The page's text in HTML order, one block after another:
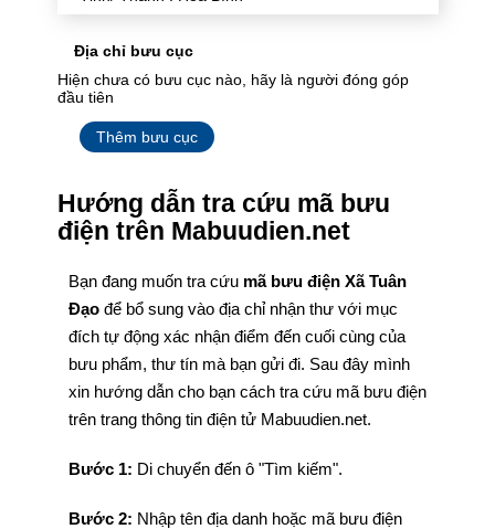
Địa chỉ bưu cục
Hiện chưa có bưu cục nào, hãy là người đóng góp
đầu tiên
Thêm bưu cục
Hướng dẫn tra cứu mã bưu
điện trên Mabuudien.net
Bạn đang muốn tra cứu mã bưu điện Xã Tuân
Đạo để bổ sung vào địa chỉ nhận thư với mục
đích tự động xác nhận điểm đến cuối cùng của
bưu phẩm, thư tín mà bạn gửi đi. Sau đây mình
xin hướng dẫn cho bạn cách tra cứu mã bưu điện
trên trang thông tin điện tử Mabuudien.net.
Bước 1: Di chuyển đến ô "Tìm kiếm".
Bước 2: Nhập tên địa danh hoặc mã bưu điện